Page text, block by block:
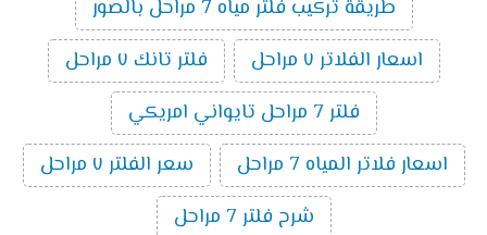
طريقة تركيب فلتر مياه 7 مراحل بالصور
اسعار الفلاتر ٧ مراحل
فلتر تانك ٧ مراحل
فلتر 7 مراحل تايواني امريكي
اسعار فلاتر المياه 7 مراحل
سعر الفلتر ٧ مراحل
شرح فلتر 7 مراحل